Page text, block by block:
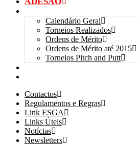
Calendário Geral
Torneios Realizados
Ordens de Mérito
Ordens de Mérito até 2015
Torneios Pitch and Putt
Contactos
Regulamentos e Regras
Link ESGA
Links Úteis
Notícias
Newsletters